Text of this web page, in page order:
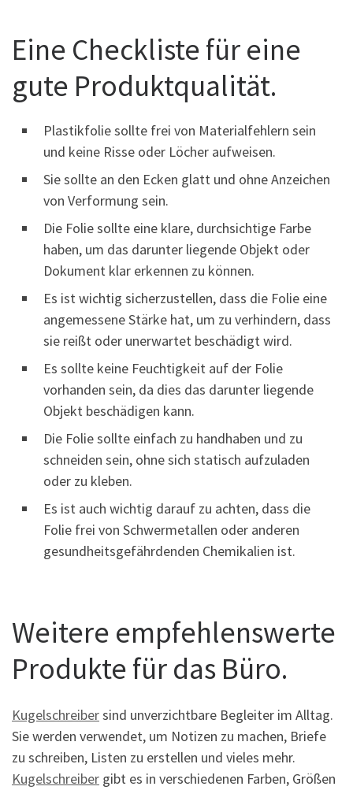
Eine Checkliste für eine
gute Produktqualität.
Plastikfolie sollte frei von Materialfehlern sein
und keine Risse oder Löcher aufweisen.
Sie sollte an den Ecken glatt und ohne Anzeichen
von Verformung sein.
Die Folie sollte eine klare, durchsichtige Farbe
haben, um das darunter liegende Objekt oder
Dokument klar erkennen zu können.
Es ist wichtig sicherzustellen, dass die Folie eine
angemessene Stärke hat, um zu verhindern, dass
sie reißt oder unerwartet beschädigt wird.
Es sollte keine Feuchtigkeit auf der Folie
vorhanden sein, da dies das darunter liegende
Objekt beschädigen kann.
Die Folie sollte einfach zu handhaben und zu
schneiden sein, ohne sich statisch aufzuladen
oder zu kleben.
Es ist auch wichtig darauf zu achten, dass die
Folie frei von Schwermetallen oder anderen
gesundheitsgefährdenden Chemikalien ist.
Weitere empfehlenswerte
Produkte für das Büro.
Kugelschreibersind unverzichtbare Begleiter im Alltag.
Sie werden verwendet, um Notizen zu machen, Briefe
zu schreiben, Listen zu erstellen und vieles mehr.
Kugelschreiber gibt es in verschiedenen Farben, Größen